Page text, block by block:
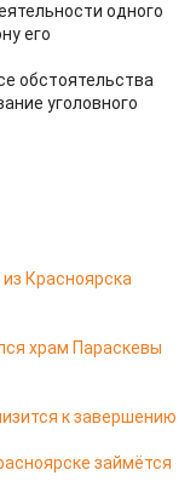
одного
его
обстоятельства
уголовного
Красноярска
храм Параскевы
к завершению
займётся